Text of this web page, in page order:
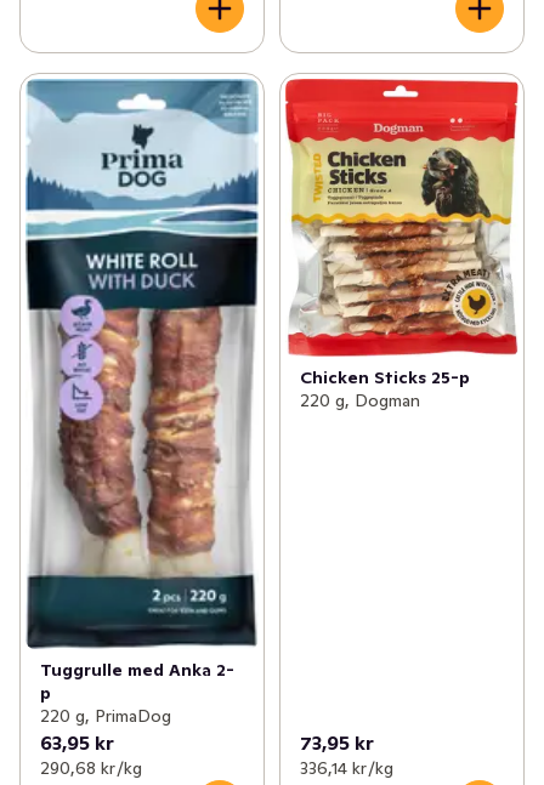
Tuggrulle med Anka 2-
p
220 g, PrimaDog
63,95 kr
290,68 kr /kg
Chicken Sticks 25-p
220 g, Dogman
73,95 kr
336,14 kr /kg